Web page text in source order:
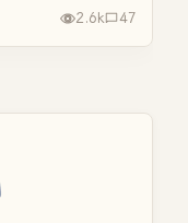
后，我选择了报警处
2.6k 47